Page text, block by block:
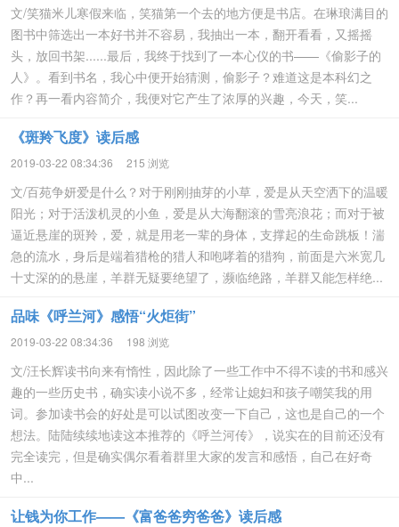
文/笑猫米儿寒假来临，笑猫第一个去的地方便是书店。在琳琅满目的
图书中筛选出一本好书并不容易，我抽出一本，翻开看看，又摇摇
头，放回书架......最后，我终于找到了一本心仪的书——《偷影子的
人》。看到书名，我心中便开始猜测，偷影子？难道这是本科幻之
作？再一看内容简介，我便对它产生了浓厚的兴趣，今天，笑...
《斑羚飞度》读后感
2019-03-22 08:34:36 215 浏览
文/百苑争妍爱是什么？对于刚刚抽芽的小草，爱是从天空洒下的温暖
阳光；对于活泼机灵的小鱼，爱是从大海翻滚的雪亮浪花；而对于被
逼近悬崖的斑羚，爱，就是用老一辈的身体，支撑起的生命跳板！湍
急的流水，身后是端着猎枪的猎人和咆哮着的猎狗，前面是六米宽几
十丈深的的悬崖，羊群无疑要绝望了，濒临绝路，羊群又能怎样绝...
品味《呼兰河》感悟“火炬街”
2019-03-22 08:34:36 198 浏览
文/汪长辉读书向来有惰性，因此除了一些工作中不得不读的书和感兴
趣的一些历史书，确实读小说不多，经常让媳妇和孩子嘲笑我的用
词。参加读书会的好处是可以试图改变一下自己，这也是自己的一个
想法。陆陆续续地读这本推荐的《呼兰河传》，说实在的目前还没有
完全读完，但是确实偶尔看着群里大家的发言和感悟，自己在好奇
中...
让钱为你工作——《富爸爸穷爸爸》读后感